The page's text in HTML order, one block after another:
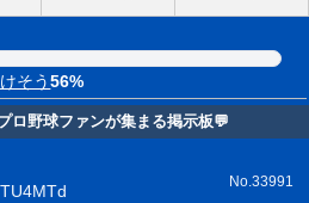
そう56%
ロ野球ファンが集まる掲示板💬
No.33991